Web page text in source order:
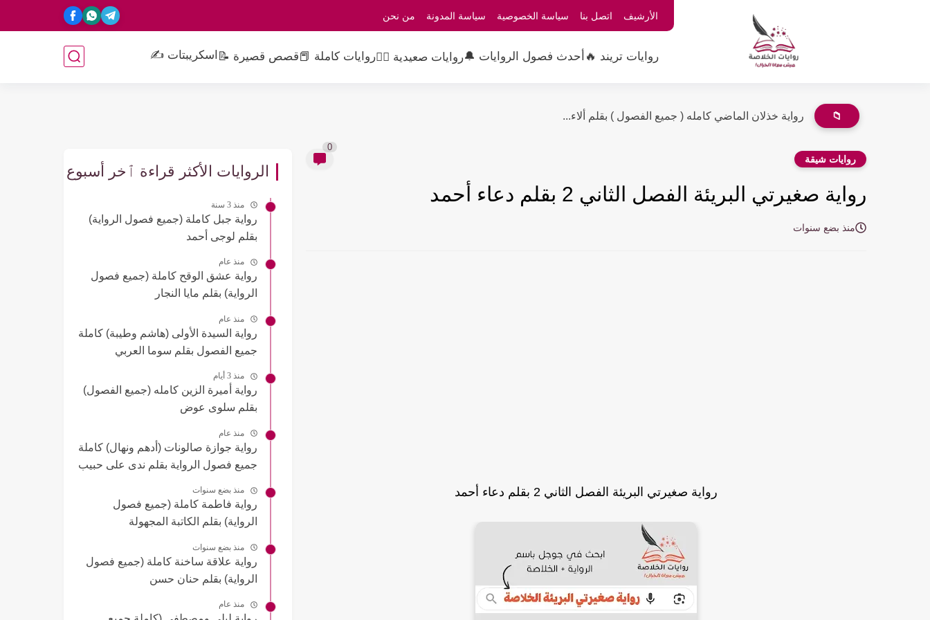
الأرشيف اتصل بنا سياسة الخصوصية سياسة المدونة من نحن
روايات تريند 🔥 أحدث فصول الروايات 🔔روايات صعيدية 👳‍♂️روايات كاملة 📕قصص قصيرة 📝 اسكريبتات ✍️
📁 رواية خذلان الماضي الفصل التاسع 9 بقلم آلاء محمد حجازي...
روايات شيقة
0
رواية صغيرتي البريئة الفصل الثاني 2 بقلم دعاء أحمد
منذ بضع سنوات
رواية صغيرتي البريئة الفصل الثاني 2 بقلم دعاء أحمد
الروايات الأكثر قراءة ٱخر أسبوع
منذ 3 سنة
رواية جبل كاملة (جميع فصول الرواية)
بقلم لوجى أحمد
منذ عام
رواية عشق الوقح كاملة (جميع فصول
الرواية) بقلم مايا النجار
منذ عام
رواية السيدة الأولى (هاشم وطيبة) كاملة
جميع الفصول بقلم سوما العربي
منذ 3 أيام
رواية أميرة الزين كامله (جميع الفصول)
بقلم سلوى عوض
منذ عام
رواية جوازة صالونات (أدهم ونهال) كاملة
جميع فصول الرواية بقلم ندى على حبيب
منذ بضع سنوات
رواية فاطمة كاملة (جميع فصول
الرواية) بقلم الكاتبة المجهولة
منذ بضع سنوات
رواية علاقة ساخنة كاملة (جميع فصول
الرواية) بقلم حنان حسن
منذ عام